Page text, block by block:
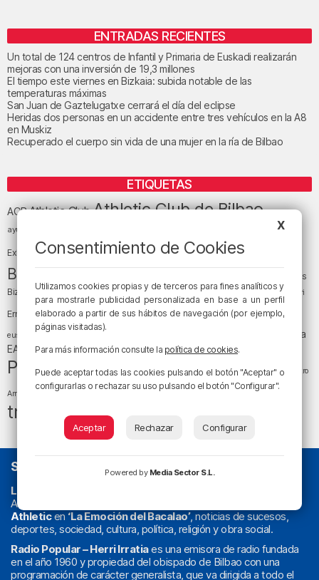
ENTRADAS RECIENTES
Un total de 124 centros de Infantil y Primaria de Euskadi realizarán
mejoras con una inversión de 19,3 millones
El tiempo este viernes en Bizkaia: subida notable de las
temperaturas máximas
San Juan de Gaztelugatxe cerrará el día del eclipse
Heridas dos personas en un accidente entre tres vehículos en la A8
en Muskiz
Recuperado el cuerpo sin vida de una mujer en la ría de Bilbao
ETIQUETAS
ACBAthletic ClubAthletic Club de Bilbao
ayuntamiento de Bilbao BEC (Bilbao
Exhibition Center) Bilbao Bilbao Basket Bizkaia
Bizkaia y sus comarcas cultura
Cáritas
Bizkaia
Deusto Diócesis de Bilbao Egunon Bizkaia el tiempo Enkarterri
Ernesto Valverde Ertzaintza Euskadi (País Vasco)
euskera fiestas fútbol
LaLiga
EA Sports Liga Endesa música noticias Osakidetza planes
Política religión San Mamés sociedadsucesos Teatro
Arriaga tiempotiempo atmosférico tráfico
tráfico en Bizkaia
SOBRE NOSOTROS
La radio sin cadenas
Actualidad y
Athleticen‘La Emoción del Bacalao’, noticias de sucesos,
deportes, sociedad, cultura, política, religión y obra social.
Radio Popular – Herri Irratiaes una emisora de radio fundada
en el año 1960 y propiedad del obispado de Bilbao con una
programación de carácter generalista, que va dirigida a todo el
X
Consentimiento de Cookies
Utilizamos cookies propias y de terceros para fines analíticos y
para mostrarle publicidad personalizada en base a un perfil
elaborado a partir de sus hábitos de navegación (por ejemplo,
páginas visitadas).
Para más información consulte la política de cookies.
Puede aceptar todas las cookies pulsando el botón "Aceptar" o
configurarlas o rechazar su uso pulsando el botón "Configurar".
Aceptar Rechazar Configurar
Powered by Media Sector S.L.